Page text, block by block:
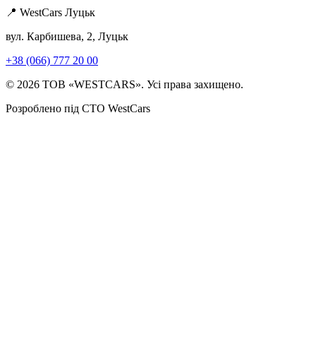
📍 WestCars Луцьк
вул. Карбишева, 2, Луцьк
+38 (066) 777 20 00
© 2026 ТОВ «WESTCARS». Усі права захищено.
Розроблено під СТО WestCars